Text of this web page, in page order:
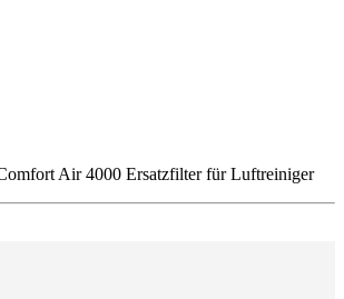
Air 4000 Ersatzfilter für Luftreiniger